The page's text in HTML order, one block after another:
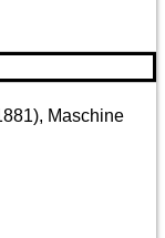
Maschine